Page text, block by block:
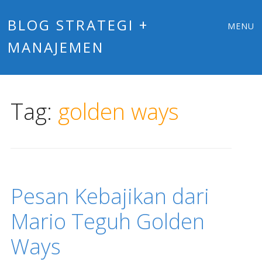
BLOG STRATEGI +
MANAJEMEN
MENU
Tag: golden ways
Pesan Kebajikan dari
Mario Teguh Golden
Ways